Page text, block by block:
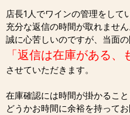
店長1人でワインの管理をして
充分な返信の時間が取れません
誠に心苦しいのですが、当面の
「返信は在庫がある
させていただきます。
在庫確認には時間が掛かるこ
どうかお時間に余裕を持ってお